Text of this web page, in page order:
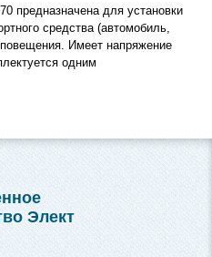
предназначена для установки
средства (автомобиль,
Имеет напряжение
одним
Элект